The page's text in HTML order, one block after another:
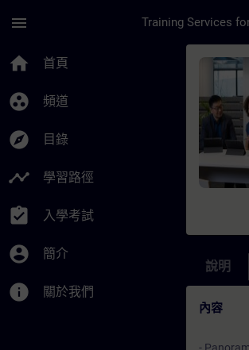
menu
home 首頁
group_work 頻道
explore 目錄
timeline 學習路徑
assignment_turned_in 入學考試
account_circle 簡介
info 關於我們
課程 -
說明
內容